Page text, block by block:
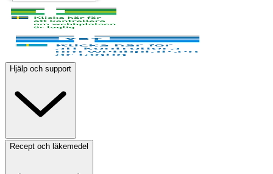
Hjälp och support
Recept och läkemedel